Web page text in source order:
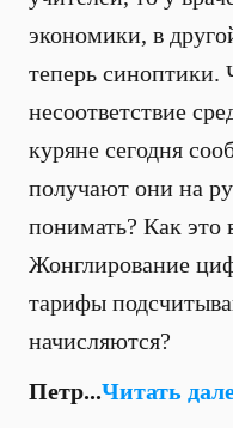
экономики, в
теперь синоптики.
несоответствие
куряне сегодня
получают они на
понимать? Как это
Жонглирование
тарифы
начисляются?
Петр...Читать